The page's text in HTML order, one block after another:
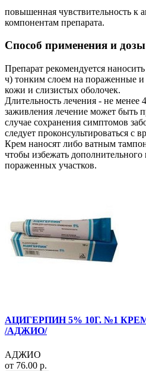
повышенная чувствительность к
компонентам препарата.
Способ применения и дозы
Препарат рекомендуется
ч) тонким слоем на пораженные
кожи и слизистых оболочек.
Длительность лечения - не менее
заживления лечение может быть
случае сохранения симптомов
следует проконсультироваться с
Крем наносят либо ватным
чтобы избежать
пораженных участков.
АЦИГЕРПИН 5% 10Г. №1
/АДЖИО/
АДЖИО
от 76.00 р.